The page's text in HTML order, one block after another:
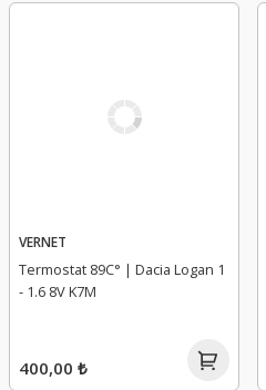
VERNET
Termostat 89C° | Dacia Logan 1
- 1.6 8V K7M
400,00 ₺